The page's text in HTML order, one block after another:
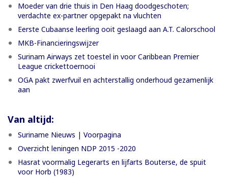
Moeder van drie thuis in Den Haag doodgeschoten;
verdachte ex-partner opgepakt na vluchten
Eerste Cubaanse leerling ooit geslaagd aan A.T. Calorschool
MKB-Financieringswijzer
Surinam Airways zet toestel in voor Caribbean Premier
League crickettoernooi
OGA pakt zwerfvuil en achterstallig onderhoud gezamenlijk
aan
Van altijd:
Suriname Nieuws | Voorpagina
Overzicht leningen NDP 2015 -2020
Hasrat voormalig Legerarts en lijfarts Bouterse, de spuit
voor Horb (1983)